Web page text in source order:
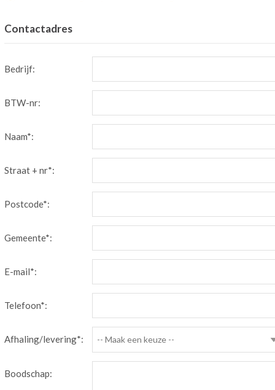
Contactadres
Bedrijf:
BTW-nr:
Naam*:
Straat + nr*:
Postcode*:
Gemeente*:
E-mail*:
Telefoon*:
Afhaling/levering*: -- Maak een keuze --
Boodschap: